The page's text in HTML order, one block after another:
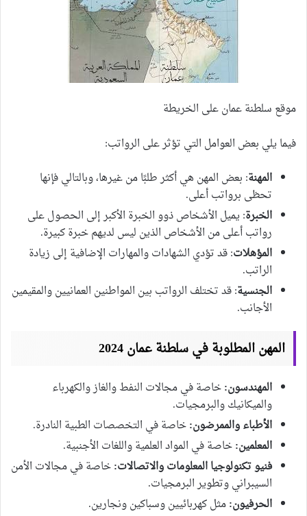
موقع سلطنة عمان على الخريطة
فيما يلي بعض العوامل التي تؤثر على الرواتب:
المهنة: بعض المهن هي أكثر طلبًا من غيرها، وبالتالي فإنها
تحظى برواتب أعلى.
الخبرة: يميل الأشخاص ذوو الخبرة الأكبر إلى الحصول على
رواتب أعلى من الأشخاص الذين ليس لديهم خبرة كبيرة.
المؤهلات: قد تؤدي الشهادات والمهارات الإضافية إلى زيادة
الراتب.
الجنسية: قد تختلف الرواتب بين المواطنين العمانيين والمقيمين
الأجانب.
المهن المطلوبة في سلطنة عمان 2024
المهندسون:خاصة في مجالات النفط والغاز والكهرباء
والميكانيك والبرمجيات.
الأطباء والممرضون:خاصة في التخصصات الطبية النادرة.
المعلمين:خاصة في المواد العلمية واللغات الأجنبية.
فنيو تكنولوجيا المعلومات والاتصالات:خاصة في مجالات الأمن
السيبراني وتطوير البرمجيات.
الحرفيون:مثل كهربائيين وسباكين ونجارين.